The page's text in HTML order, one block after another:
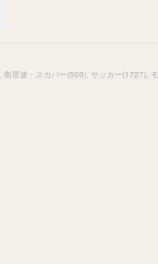
衛星波・スカパー(500) サッカー(1727)